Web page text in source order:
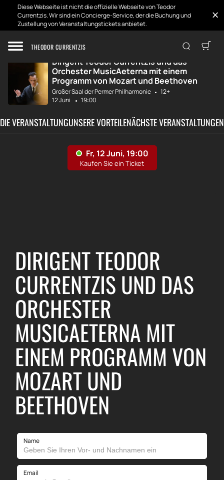
Diese Webseite ist nicht die offizielle Webseite von Teodor
Currentzis. Wir sind ein Concierge-Service, der die Buchung und
Zustellung von Veranstaltungstickets anbietet.
THEODOR CURRENTZIS
Zuhause Entwicklungen
Dirigent Teodor Currentzis und das
Orchester MusicAeterna mit einem
Programm von Mozart und Beethoven
Großer Saal der Permer Philharmonie
12+
12 Juni
19:00
VERANSTALTUNGUNSERE VORTEILENÄCHSTE VERANSTALTUNGEN
DIRIGENT TEODOR
CURRENTZIS UND DAS
ORCHESTER
MUSICAETERNA MIT
EINEM PROGRAMM VON
MOZART UND
BEETHOVEN
Name
Email